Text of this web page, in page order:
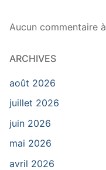
Aucun commentaire
ARCHIVES
août 2026
juillet 2026
juin 2026
mai 2026
avril 2026